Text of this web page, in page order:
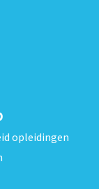
opleidingen